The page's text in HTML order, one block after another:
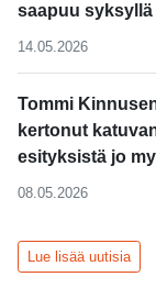
saapuu
14.05.2026
Tommi
kertonut
esityksistä jo
08.05.2026
Lue lisää uutisia